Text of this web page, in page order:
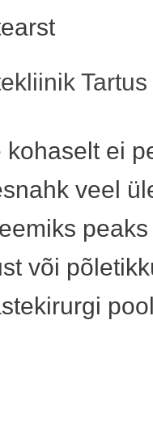
ei
veel
või